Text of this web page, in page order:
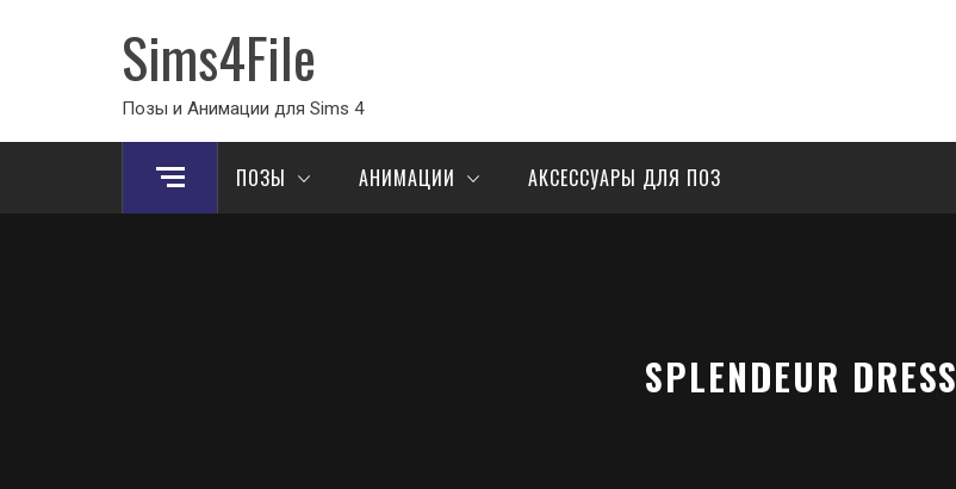
Sims4File
Позы и Анимации для Sims 4
ПОЗЫ АНИМАЦИИ АКСЕССУАРЫ ДЛЯ ПОЗ
SPLENDEUR DRESS